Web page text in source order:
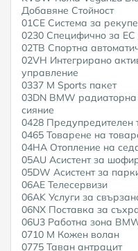
Добавяне Стойност
01CE Система за
0230 Специфично за
02TB Спортна
02VH Интегрирано
управление
0337 M Sports пакет
03DN BMW
сияние
0428 Предупредителен
0465 Товарене на
04HA Отопление на
05AU Асистент за
05DW Асистент за
06AE Телесервизи
06AK Услуги за
06NX Поставка за
06U3 Работна зона
0710 M Кожен волан
0775 Таван антрацит